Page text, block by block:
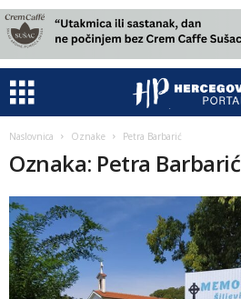
Naslovnica Oznake Petra Barbarić
Oznaka: Petra Barbarić